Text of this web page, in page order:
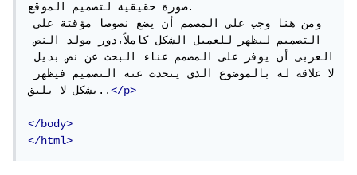
صورة حقيقية لتصميم الموقع.
ومن هنا وجب على المصمم أن يضع نصوصا مؤقتة على
التصميم ليظهر للعميل الشكل كاملاً،دور مولد النص
العربى أن يوفر على المصمم عناء البحث عن نص بديل
بشكل لا يليق..</p>
</body>
</html>